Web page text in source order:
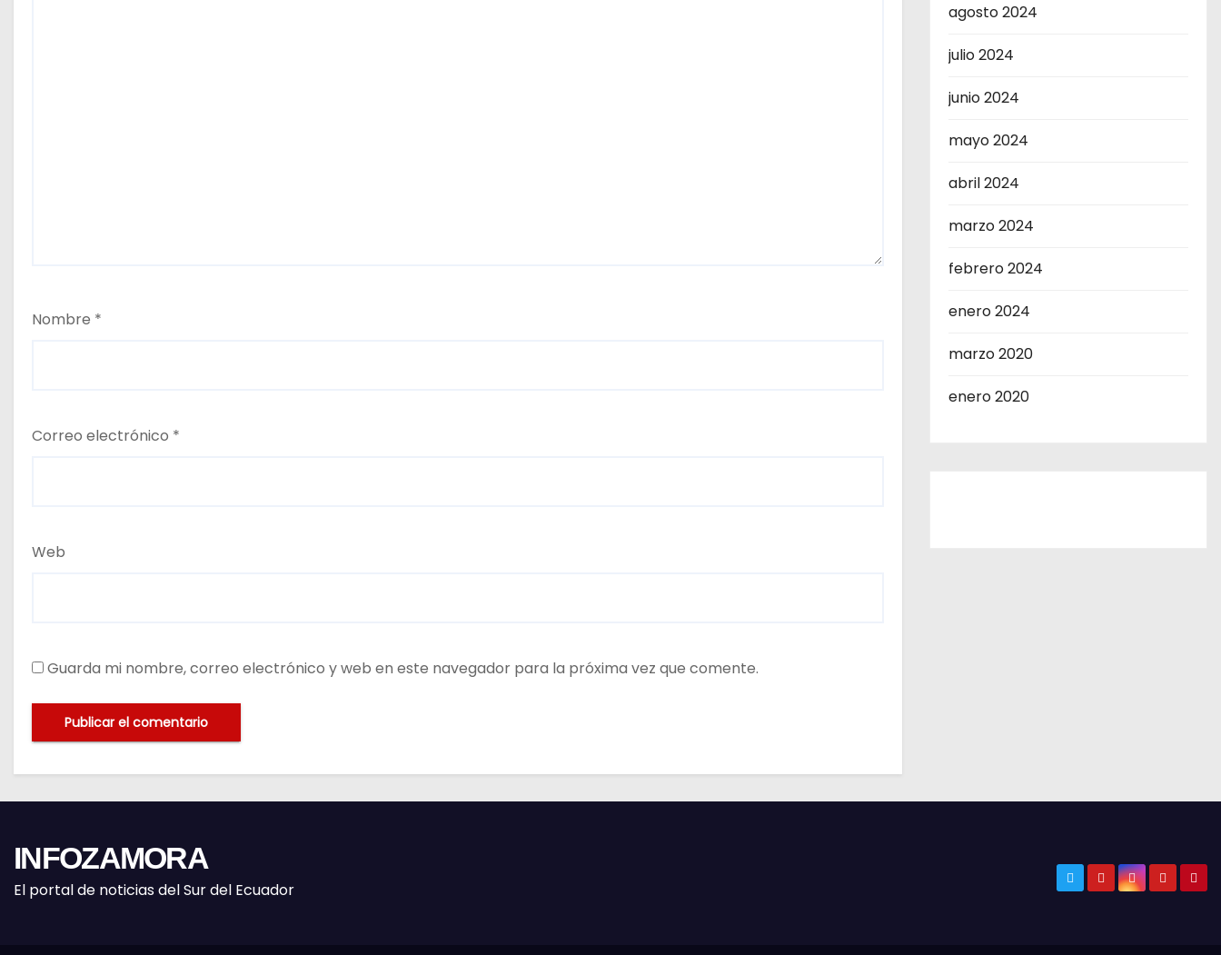
Nombre *
Correo electrónico *
Web
Guarda mi nombre, correo electrónico y web en este navegador para la próxima vez que comente.
agosto 2024
julio 2024
junio 2024
mayo 2024
abril 2024
marzo 2024
febrero 2024
enero 2024
marzo 2020
enero 2020
INFOZAMORA
El portal de noticias del Sur del Ecuador